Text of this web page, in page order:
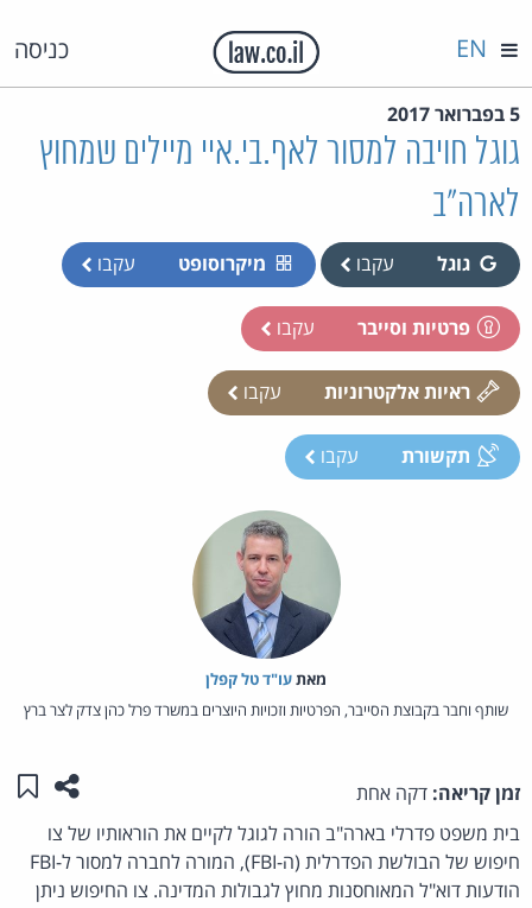
כניסה EN
5 בפברואר 2017
גוגל חויבה למסור לאף.בי.איי מיילים שמחוץ
לארה״ב
גוגל עקבו מיקרוסופט עקבו
פרטיות וסייבר עקבו
ראיות אלקטרוניות עקבו
תקשורת עקבו
מאת‏עו"ד טל קפלן
שותף וחבר בקבוצת הסייבר, הפרטיות וזכויות היוצרים במשרד פרל כהן צדק לצר ברץ
זמן קריאה: דקה אחת שתפו
בית משפט פדרלי בארה"ב הורה לגוגל לקיים את הוראותיו של צו
חיפוש של הבולשת הפדרלית (ה-FBI), המורה לחברה למסור ל-FBI
הודעות דוא"ל המאוחסנות מחוץ לגבולות המדינה. צו החיפוש ניתן